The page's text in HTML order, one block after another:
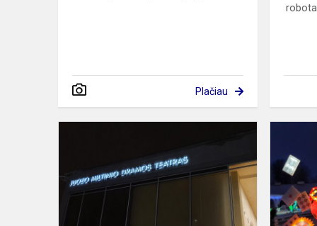
Plačiau
–
Juozo
Miltinio
Dramos